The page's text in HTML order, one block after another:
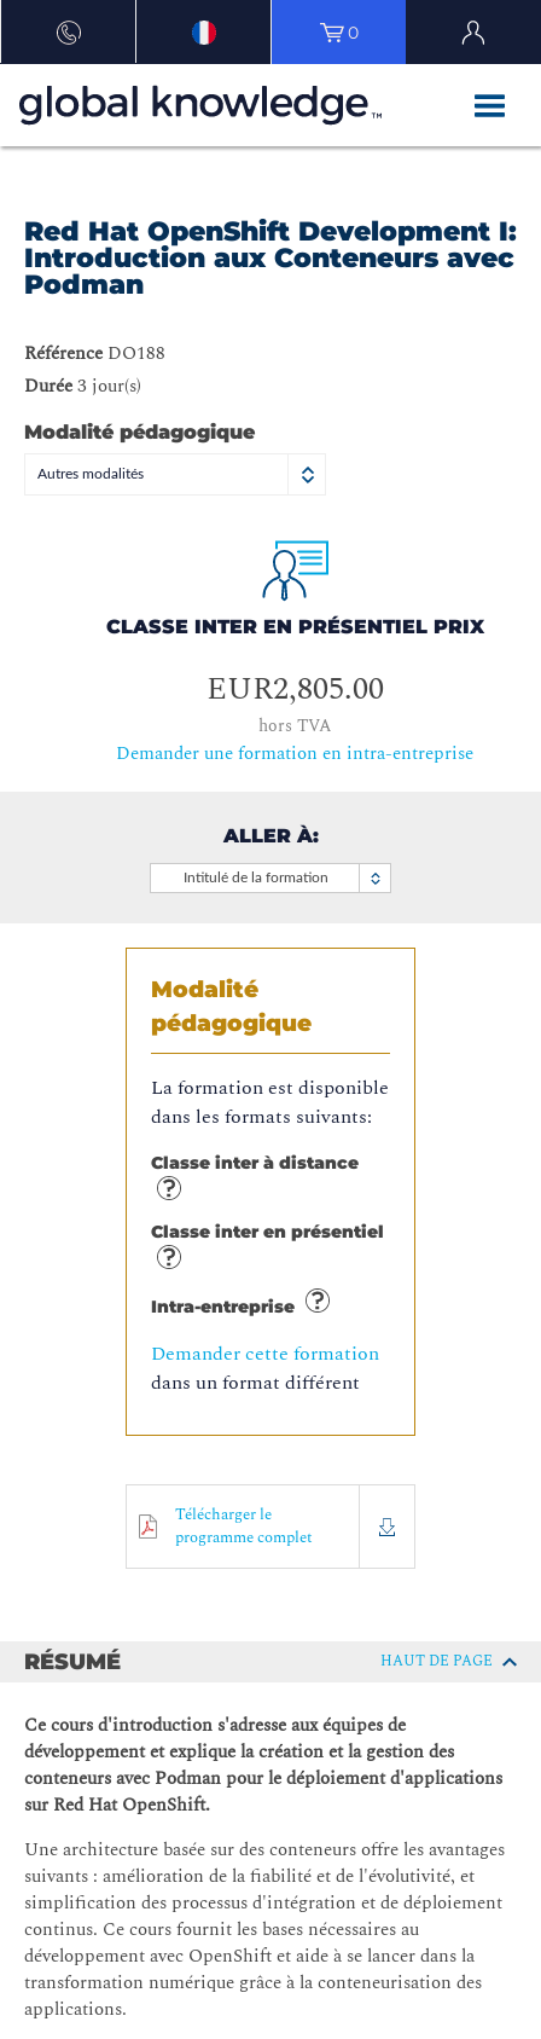
0
Red Hat OpenShift Development I:
Introduction aux Conteneurs avec
Podman
Référence DO188
Durée3 jour(s)
Modalité pédagogique
Autres modalités
CLASSE INTER EN PRÉSENTIEL PRIX
EUR2,805.00
hors TVA
Demander une formation en intra-entreprise
ALLER À:
Intitulé de la formation
Modalité
pédagogique
La formation est disponible
dans les formats suivants:
Classe inter à distance
Classe inter en présentiel
Intra-entreprise
Demander cette formation
dans un format différent
Télécharger le
programme complet
RÉSUMÉ HAUT DE PAGE
Ce cours d'introduction s'adresse aux équipes de
développement et explique la création et la gestion des
conteneurs avec Podman pour le déploiement d'applications
sur Red Hat OpenShift.
Une architecture basée sur des conteneurs offre les avantages
suivants : amélioration de la fiabilité et de l'évolutivité, et
simplification des processus d'intégration et de déploiement
continus. Ce cours fournit les bases nécessaires au
développement avec OpenShift et aide à se lancer dans la
transformation numérique grâce à la conteneurisation des
applications.